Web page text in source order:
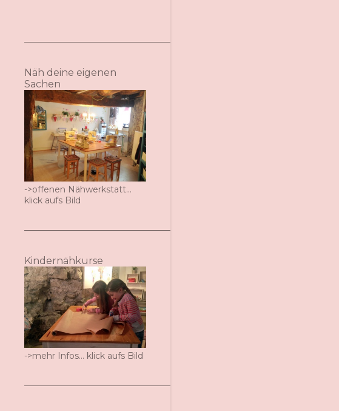
Näh deine eigenen
Sachen
->offenen Nähwerkstatt...
klick aufs Bild
Kindernähkurse
->mehr Infos... klick aufs Bild